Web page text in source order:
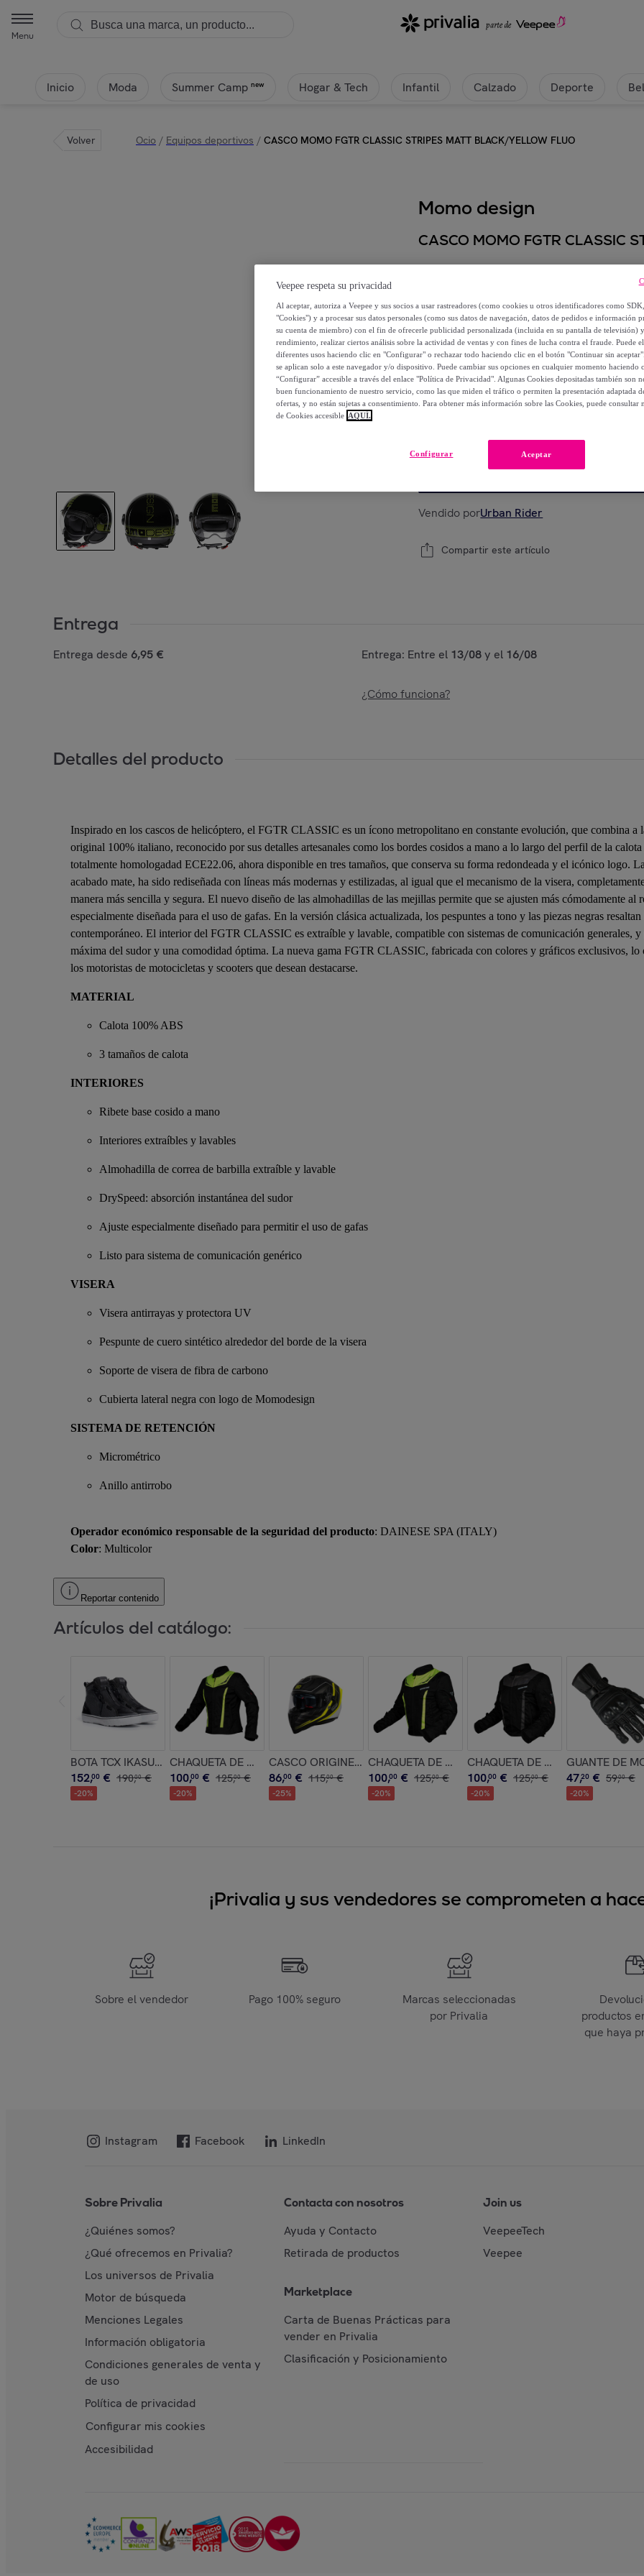
Menu
Inicio Moda Summer Camp new Hogar & Tech Infantil Calzado Deporte
Volver Ocio / Equipos deportivos / CASCO MOMO FGTR CLASSIC STRIPES MATT BLACK/YELLOW FLUO
Momo design
CASCO MOMO FGTR CLASSIC
219,00 €
-24%
Elige tu modelo
Vendido porUrban Rider
Compartir este artículo
Entrega
Entrega desde 6,95 € Entrega: Entre el 13/08y el 16/08
¿Cómo funciona?
Detalles del producto
Inspirado en los cascos de helicóptero, el FGTR CLASSIC es un ícono metropolitano en constante evolución, que combina
original 100% italiano, reconocido por sus detalles artesanales como los bordes cosidos a mano a lo largo del perfil de la
totalmente homologadad ECE22.06, ahora disponible en tres tamaños, que conserva su forma redondeada y el icónico logo.
acabado mate, ha sido rediseñada con líneas más modernas y estilizadas, al igual que el mecanismo de la visera,
manera más sencilla y segura. El nuevo diseño de las almohadillas de las mejillas permite que se ajusten más cómodamente
especialmente diseñada para el uso de gafas. En la versión clásica actualizada, los pespuntes a tono y las piezas negras
contemporáneo. El interior del FGTR CLASSIC es extraíble y lavable, compatible con sistemas de comunicación generales, y
máxima del sudor y una comodidad óptima. La nueva gama FGTR CLASSIC, fabricada con colores y gráficos exclusivos, lo
los motoristas de motocicletas y scooters que desean destacarse.
MATERIAL
Calota 100% ABS
3 tamaños de calota
INTERIORES
Ribete base cosido a mano
Interiores extraíbles y lavables
Almohadilla de correa de barbilla extraíble y lavable
DrySpeed: absorción instantánea del sudor
Ajuste especialmente diseñado para permitir el uso de gafas
Listo para sistema de comunicación genérico
VISERA
Visera antirrayas y protectora UV
Pespunte de cuero sintético alrededor del borde de la visera
Soporte de visera de fibra de carbono
Cubierta lateral negra con logo de Momodesign
SISTEMA DE RETENCIÓN
Micrométrico
Anillo antirrobo
Operador económico responsable de la seguridad del producto: DAINESE SPA (ITALY)
Color: Multicolor
Reportar contenido
Artículos del catálogo:
BOTA TCX IKASU LADY AIR BLACK/GREY/WHITE
152,00 € 190,00 €
-20%
CHAQUETA DE MOTO CHICA DIANA FLUO INVICTUS
100,00 € 125,00 €
-20%
CASCO ORIGINE STRADA LINESTYLE FLUO YELLOW BLACK MATT
86,00 € 115,00 €
-25%
CHAQUETA DE MOTO ATLAS FLUO INVICTUS
100,00 € 125,00 €
-20%
100,00 € 125,00 €
-20%
GUANTE DE
47,20 € 59,00 €
-20%
¡Privalia y sus vendedores se comprometen a
Sobre el vendedor Pago 100% seguro
Marcas seleccionadas
por Privalia
productos
que haya
Instagram Facebook LinkedIn
Sobre Privalia
¿Quiénes somos?
¿Qué ofrecemos en Privalia?
Los universos de Privalia
Motor de búsqueda
Menciones Legales
Información obligatoria
Condiciones generales de venta y
de uso
Política de privacidad
Configurar mis cookies
Accesibilidad
Contacta con nosotros
Ayuda y Contacto
Retirada de productos
Marketplace
Carta de Buenas Prácticas para
vender en Privalia
Clasificación y Posicionamiento
Join us
VeepeeTech
Veepee
Veepee respeta su privacidad
Al aceptar, autoriza a Veepee y sus socios a usar rastreadores (como cookies u otros identificadores como
"Cookies") y a procesar sus datos personales (como sus datos de navegación, datos de pedidos e información
su cuenta de miembro) con el fin de ofrecerle publicidad personalizada (incluida en su pantalla de televisión)
rendimiento, realizar ciertos análisis sobre la actividad de ventas y con fines de lucha contra el fraude. Puede
diferentes usos haciendo clic en "Configurar" o rechazar todo haciendo clic en el botón "Continuar sin
se aplican solo a este navegador y/o dispositivo. Puede cambiar sus opciones en cualquier momento haciendo
“Configurar” accesible a través del enlace "Política de Privacidad". Algunas Cookies depositadas también son
buen funcionamiento de nuestro servicio, como las que miden el tráfico o permiten la presentación adaptada
ofertas, y no están sujetas a consentimiento. Para obtener más información sobre las Cookies, puede consultar
de Cookies accesible AQUÍ.
Aceptar
Configurar